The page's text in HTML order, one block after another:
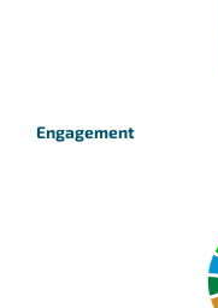
Engagement